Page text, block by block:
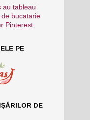
au tableau
bucatarie
Pinterest.
PE
DE